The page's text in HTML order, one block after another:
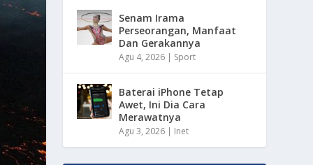
Senam Irama
Perseorangan, Manfaat
Dan Gerakannya
Agu 4, 2026 | Sport
Baterai iPhone Tetap
Awet, Ini Dia Cara
Merawatnya
Agu 3, 2026 | Inet